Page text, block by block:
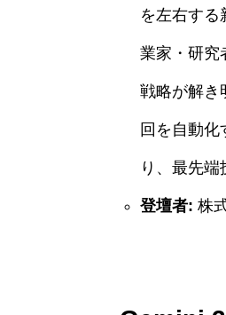
を左右する
業家・研究
戦略が解き
回を自動
り、最先
登壇者: 株